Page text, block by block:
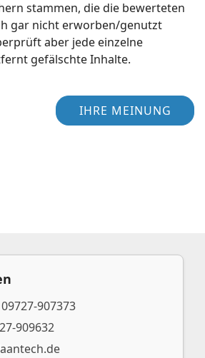
stammen, die die bewerteten
gar nicht erworben/genutzt
aber jede einzelne
gefälschte Inhalte.
IHRE MEINUNG
907373
909632